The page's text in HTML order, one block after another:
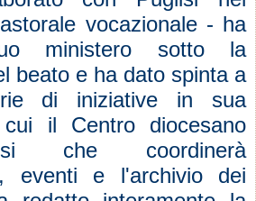
vocazionale - ha
ministero sotto la
beato e ha dato spinta a
di iniziative in sua
il Centro diocesano
che coordinerà
eventi e l'archivio dei